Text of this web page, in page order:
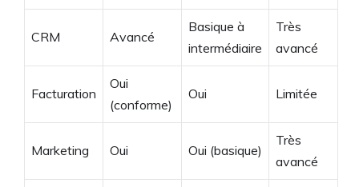
CRM Avancé
Basique à
intermédiaire
Très
avancé
Facturation
Oui
(conforme)
Oui Limitée
Marketing Oui Oui (basique)
Très
avancé